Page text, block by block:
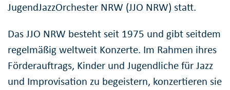
JugendJazzOrchester NRW (JJO NRW) statt.
Das JJO NRW besteht seit 1975 und gibt seitdem
regelmäßig weltweit Konzerte. Im Rahmen ihres
Förderauftrags, Kinder und Jugendliche für Jazz
und Improvisation zu begeistern, konzertieren sie